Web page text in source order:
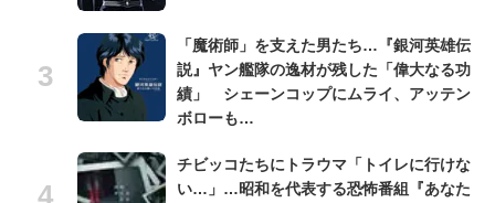
「魔術師」を支えた男たち…『銀河英雄伝
説』ヤン艦隊の逸材が残した「偉大なる功
績」 シェーンコップにムライ、アッテン
ボローも…
チビッコたちにトラウマ「トイレに行けな
い…」…昭和を代表する恐怖番組『あなた